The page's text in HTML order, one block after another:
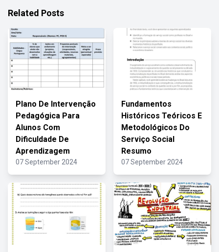
Related Posts
Plano De Intervenção
Pedagógica Para
Alunos Com
Dificuldade De
Aprendizagem
07 September 2024
Fundamentos
Históricos Teóricos E
Metodológicos Do
Serviço Social
Resumo
07 September 2024